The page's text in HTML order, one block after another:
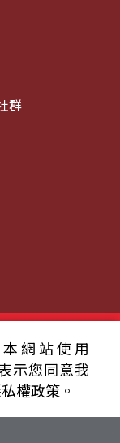
群
權所有
隱私權條款
網站使用
示您同意我
權政策。